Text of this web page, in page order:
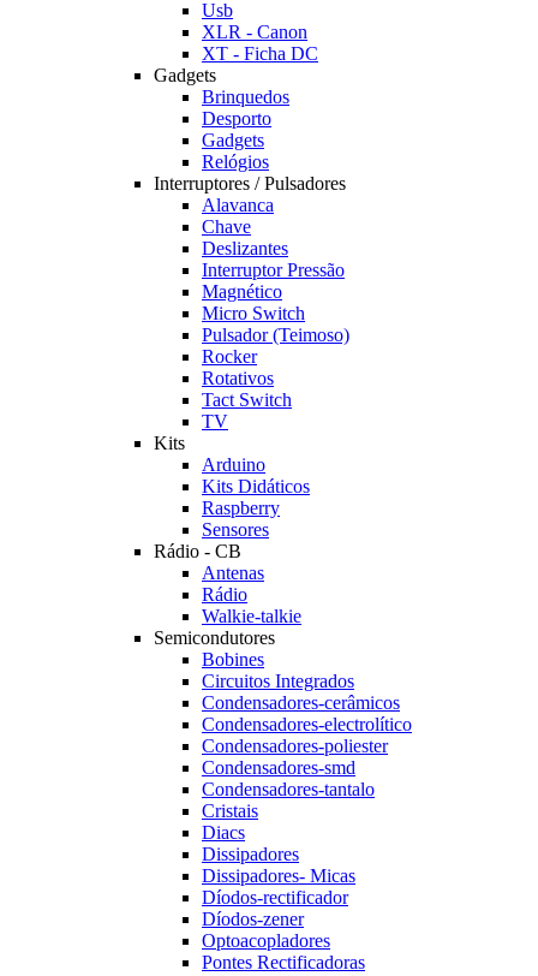
Usb
XLR - Canon
XT - Ficha DC
Gadgets
Brinquedos
Desporto
Gadgets
Relógios
Interruptores / Pulsadores
Alavanca
Chave
Deslizantes
Interruptor Pressão
Magnético
Micro Switch
Pulsador (Teimoso)
Rocker
Rotativos
Tact Switch
TV
Kits
Arduino
Kits Didáticos
Raspberry
Sensores
Rádio - CB
Antenas
Rádio
Walkie-talkie
Semicondutores
Bobines
Circuitos Integrados
Condensadores-cerâmicos
Condensadores-electrolítico
Condensadores-poliester
Condensadores-smd
Condensadores-tantalo
Cristais
Diacs
Dissipadores
Dissipadores- Micas
Díodos-rectificador
Díodos-zener
Optoacopladores
Pontes Rectificadoras